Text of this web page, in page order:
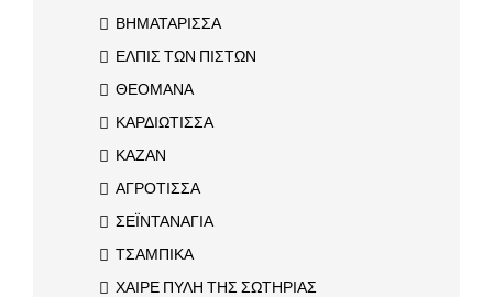
ΒΗΜΑΤΑΡΙΣΣΑ
ΕΛΠΙΣ ΤΩΝ ΠΙΣΤΩΝ
ΘΕΟΜΑΝΑ
ΚΑΡΔΙΩΤΙΣΣΑ
ΚΑΖΑΝ
ΑΓΡΟΤΙΣΣΑ
ΣΕΪΝΤΑΝΑΓΙΑ
ΤΣΑΜΠΙΚΑ
ΧΑΙΡΕ ΠΥΛΗ ΤΗΣ ΣΩΤΗΡΙΑΣ